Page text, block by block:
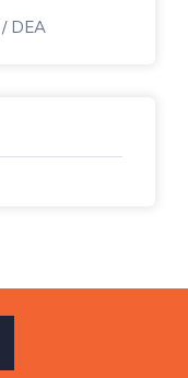
DEA